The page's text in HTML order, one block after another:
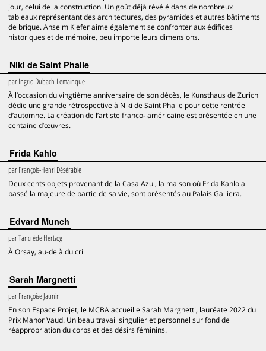
jour, celui de la construction. Un goût déjà révélé dans de nombreux
tableaux représentant des architectures, des pyramides et autres bâtiments
de brique. Anselm Kiefer aime également se confronter aux édifices
historiques et de mémoire, peu importe leurs dimensions.
Niki de Saint Phalle
parIngrid Dubach-Lemainque
À l’occasion du vingtième anniversaire de son décès, le Kunsthaus de Zurich
dédie une grande rétrospective à Niki de Saint Phalle pour cette rentrée
d’automne. La création de l’artiste franco- américaine est présentée en une
centaine d’œuvres.
Frida Kahlo
parFrançois-Henri Désérable
Deux cents objets provenant de la Casa Azul, la maison où Frida Kahlo a
passé la majeure de partie de sa vie, sont présentés au Palais Galliera.
Edvard Munch
parTancrède Hertzog
À Orsay, au-delà du cri
Sarah Margnetti
parFrançoise Jaunin
En son Espace Projet, le MCBA accueille Sarah Margnetti, lauréate 2022 du
Prix Manor Vaud. Un beau travail singulier et personnel sur fond de
réappropriation du corps et des désirs féminins.